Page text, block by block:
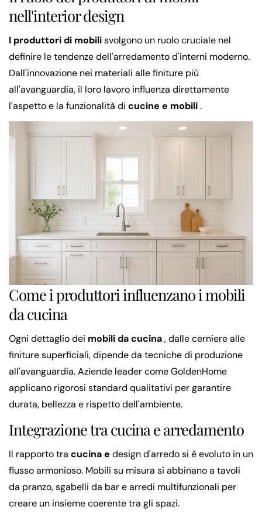
nell'interior design
I produttori di mobilisvolgono un ruolo cruciale nel
definire le tendenze dell'arredamento d'interni moderno.
Dall'innovazione nei materiali alle finiture più
all'avanguardia, il loro lavoro influenza direttamente
l'aspetto e la funzionalità di cucine e mobili.
Come i produttori influenzano i mobili
da cucina
Ogni dettaglio dei mobili da cucina, dalle cerniere alle
finiture superficiali, dipende da tecniche di produzione
all'avanguardia. Aziende leader come GoldenHome
applicano rigorosi standard qualitativi per garantire
durata, bellezza e rispetto dell'ambiente.
Integrazione tra cucina e arredamento
Il rapporto tra cucina e design d'arredo si è evoluto in un
flusso armonioso. Mobili su misura si abbinano a tavoli
da pranzo, sgabelli da bar e arredi multifunzionali per
creare un insieme coerente tra gli spazi.